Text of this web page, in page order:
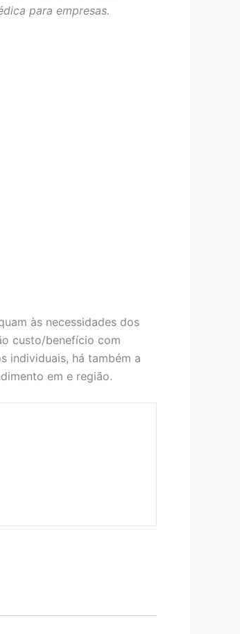
para empresas.
às necessidades dos
custo/benefício com
individuais, há também a
em e região.